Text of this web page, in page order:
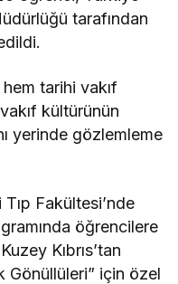
tarafından
tarihi vakıf
kültürünün
yerinde gözlemleme
Fakültesi’nde
öğrencilere
Kıbrıs’tan
Gönüllüleri” için özel